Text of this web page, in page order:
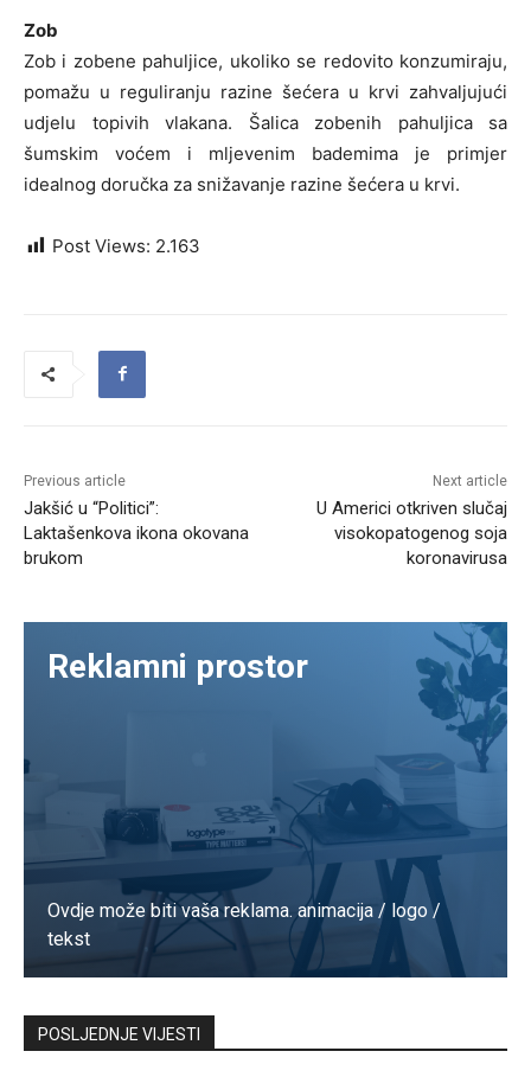
Zob
Zob i zobene pahuljice, ukoliko se redovito konzumiraju,
pomažu u reguliranju razine šećera u krvi zahvaljujući
udjelu topivih vlakana. Šalica zobenih pahuljica sa
šumskim voćem i mljevenim bademima je primjer
idealnog doručka za snižavanje razine šećera u krvi.
Post Views: 2.163
Previous article
Jakšić u “Politici”:
Laktašenkova ikona okovana
brukom
Next article
U Americi otkriven slučaj
visokopatogenog soja
koronavirusa
Reklamni prostor
Ovdje može biti vaša reklama. animacija / logo /
tekst
Kontaktirajte nas
POSLJEDNJE VIJESTI